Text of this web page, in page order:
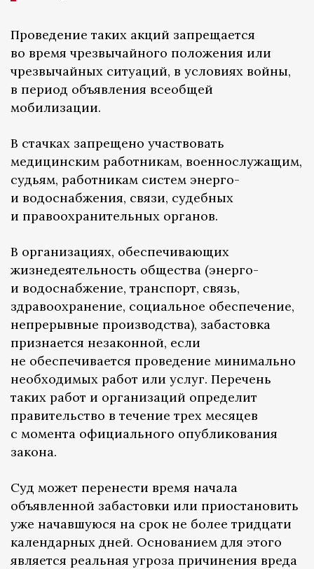
Проведение таких акций запрещается
во время чрезвычайного положения или
чрезвычайных ситуаций, в условиях войны,
в период объявления всеобщей
мобилизации.
В стачках запрещено участвовать
медицинским работникам, военнослужащим,
судьям, работникам систем энерго-
и водоснабжения, связи, судебных
и правоохранительных органов.
В организациях, обеспечивающих
жизнедеятельность общества (энерго-
и водоснабжение, транспорт, связь,
здравоохранение, социальное обеспечение,
непрерывные производства), забастовка
признается незаконной, если
не обеспечивается проведение минимально
необходимых работ или услуг. Перечень
таких работ и организаций определит
правительство в течение трех месяцев
с момента официального опубликования
закона.
Суд может перенести время начала
объявленной забастовки или приостановить
уже начавшуюся на срок не более тридцати
календарных дней. Основанием для этого
является реальная угроза причинения вреда